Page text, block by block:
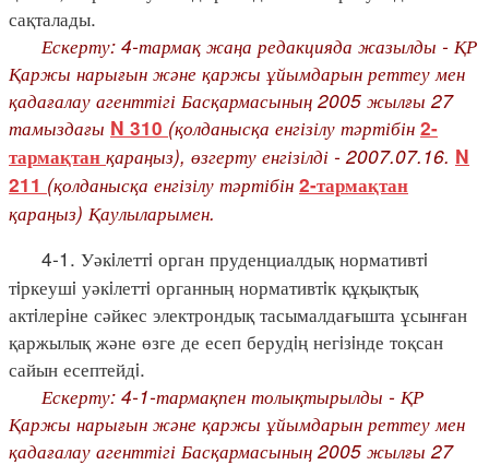
сақталады.
Ескерту: 4-тармақ жаңа редакцияда жазылды - ҚР
Қаржы нарығын және қаржы ұйымдарын реттеу мен
қадағалау агенттігі Басқармасының 2005 жылғы 27
тамыздағы N 310 (қолданысқа енгізілу тәртібін 2-
тармақтан қараңыз), өзгерту енгізілді - 2007.07.16. N
211 (қолданысқа енгізілу тәртібін 2-тармақтан
қараңыз) Қаулыларымен.
4-1. Уәкiлеттi орган пруденциалдық нормативтi
тiркеушi уәкiлеттi органның нормативтiк құқықтық
актiлерiне сәйкес электрондық тасымалдағышта ұсынған
қаржылық және өзге де есеп берудiң негiзiнде тоқсан
сайын есептейдi.
Ескерту: 4-1-тармақпен толықтырылды - ҚР
Қаржы нарығын және қаржы ұйымдарын реттеу мен
қадағалау агенттігі Басқармасының 2005 жылғы 27